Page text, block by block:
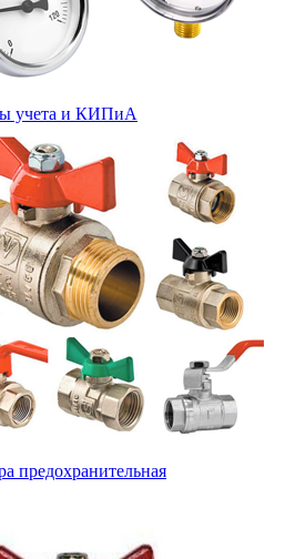
учета и КИПиА
предохранительная